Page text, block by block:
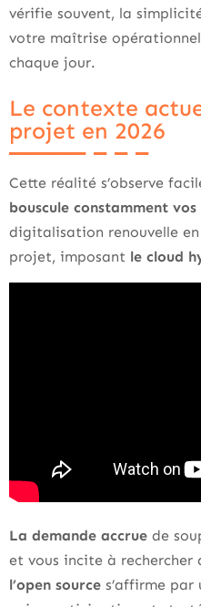
vérifie souvent, la
votre maîtrise
chaque jour.
Le contexte
projet en 2026
Cette réalité s’observe
bouscule constamment
digitalisation renouvelle
projet, imposant le cloud
La demande accrue de
et vous incite à rechercher
l’open source s’affirme